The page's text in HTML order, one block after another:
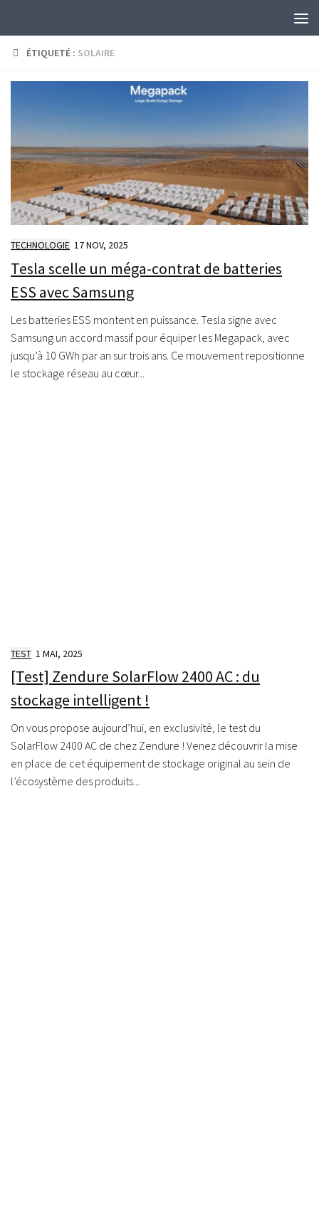
ÉTIQUETÉ : SOLAIRE
TECHNOLOGIE 17 NOV, 2025
Tesla scelle un méga-contrat de batteries
ESS avec Samsung
Les batteries ESS montent en puissance. Tesla signe avec
Samsung un accord massif pour équiper les Megapack, avec
jusqu’à 10 GWh par an sur trois ans. Ce mouvement repositionne
le stockage réseau au cœur...
TEST 1 MAI, 2025
[Test] Zendure SolarFlow 2400 AC : du
stockage intelligent !
On vous propose aujourd’hui, en exclusivité, le test du
SolarFlow 2400 AC de chez Zendure ! Venez découvrir la mise
en place de cet équipement de stockage original au sein de
l’écosystème des produits...